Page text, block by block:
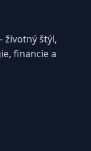
životný štýl,
financie a